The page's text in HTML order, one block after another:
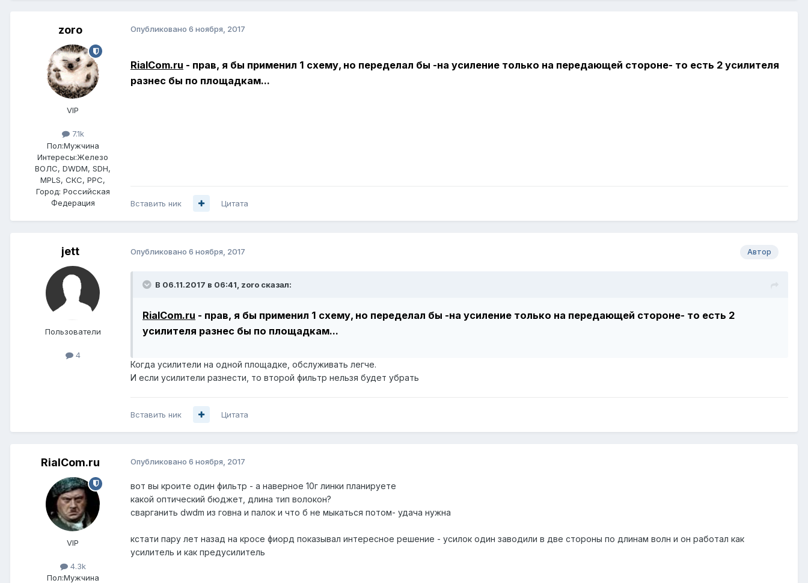
zoro
VIP
7.1k
Пол:Мужчина
Интересы:Железо
ВОЛС, DWDM, SDH,
MPLS, СКС, РРС,
Город: Российская
Федерация
Опубликовано 6 ноября, 2017
RialCom.ru - прав, я бы применил 1 схему, но переделал бы -на усиление только на передающей стороне- то есть 2 усилителя
разнес бы по площадкам...
Вставить ник Цитата
jett
Пользователи
4
Автор
Опубликовано 6 ноября, 2017
В 06.11.2017 в 06:41, zoro сказал:
RialCom.ru - прав, я бы применил 1 схему, но переделал бы -на усиление только на передающей стороне- то есть 2
усилителя разнес бы по площадкам...
Когда усилители на одной площадке, обслуживать легче.
И если усилители разнести, то второй фильтр нельзя будет убрать
Вставить ник Цитата
RialCom.ru
VIP
4.3k
Пол:Мужчина
Опубликовано 6 ноября, 2017
вот вы кроите один фильтр - а наверное 10г линки планируете
какой оптический бюджет, длина тип волокон?
сварганить dwdm из говна и палок и что б не мыкаться потом- удача нужна
кстати пару лет назад на кросе фиорд показывал интересное решение - усилок один заводили в две стороны по длинам волн и он работал как
усилитель и как предусилитель